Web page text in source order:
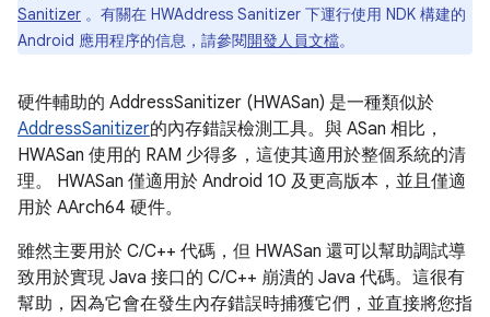
Sanitizer 。有關在 HWAddress Sanitizer 下運行使用 NDK 構建的
Android 應用程序的信息，請參閱開發人員文檔。
硬件輔助的 AddressSanitizer (HWASan) 是一種類似於
AddressSanitizer的內存錯誤檢測工具。與 ASan 相比，
HWASan 使用的 RAM 少得多，這使其適用於整個系統的清
理。 HWASan 僅適用於 Android 10 及更高版本，並且僅適
用於 AArch64 硬件。
雖然主要用於 C/C++ 代碼，但 HWASan 還可以幫助調試導
致用於實現 Java 接口的 C/C++ 崩潰的 Java 代碼。這很有
幫助，因為它會在發生內存錯誤時捕獲它們，並直接將您指